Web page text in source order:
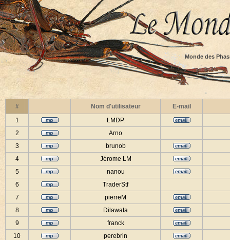
Monde des
# Nom d'utilisateur
E-mail
1
LMDP.
2
Arno
3
brunob
4
Jérome LM
5
nanou
6
TraderStf
7
pierreM
8
Dilawata
9
franck
10
perebrin